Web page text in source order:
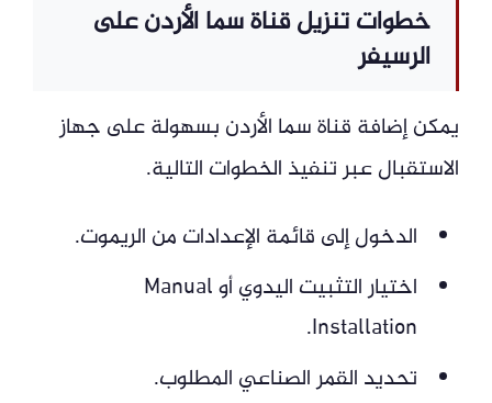
خطوات تنزيل قناة سما الأردن على
الرسيفر
يمكن إضافة قناة سما الأردن بسهولة على جهاز
الاستقبال عبر تنفيذ الخطوات التالية.
الدخول إلى قائمة الإعدادات من الريموت.
اختيار التثبيت اليدوي أو Manual
Installation.
تحديد القمر الصناعي المطلوب.